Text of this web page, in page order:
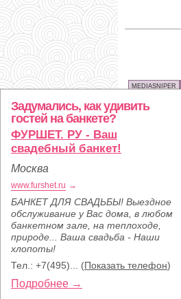
Задумались, как удивить
гостей на банкете?
ФУРШЕТ. РУ - Ваш
свадебный банкет!
Москва
www.furshet.ru →
БАНКЕТ ДЛЯ СВАДЬБЫ! Выездное
обслуживание у Вас дома, в любом
банкетном зале, на теплоходе,
природе... Ваша свадьба - Наши
хлопоты!
Тел.: +7(495)... (Показать телефон)
Подробнее →
MEDIASNIPER